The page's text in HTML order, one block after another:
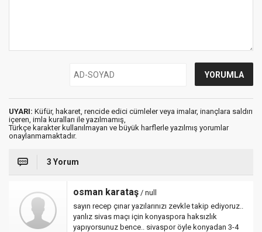
UYARI: Küfür, hakaret, rencide edici cümleler veya imalar, inançlara saldırı
içeren, imla kuralları ile yazılmamış,
Türkçe karakter kullanılmayan ve büyük harflerle yazılmış yorumlar
onaylanmamaktadır.
3 Yorum
osman karataş / null
sayın recep çınar yazılarınızı zevkle takip ediyoruz..
yanlız sivas maçı için konyaspora haksızlık
yapıyorsunuz bence.. sivaspor öyle konyadan 3-4